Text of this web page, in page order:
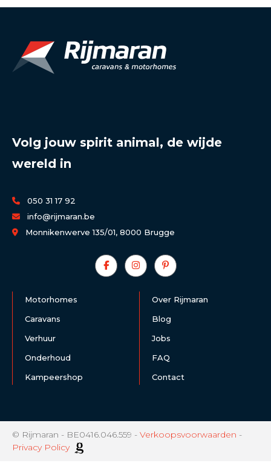
Volg jouw spirit animal, de wijde
wereld in
050 31 17 92
info@rijmaran.be
Monnikenwerve 135/01, 8000 Brugge
Motorhomes
Caravans
Verhuur
Onderhoud
Kampeershop
Over Rijmaran
Blog
Jobs
FAQ
Contact
© Rijmaran - BE0416.046.559 - Verkoopsvoorwaarden -
Privacy Policy